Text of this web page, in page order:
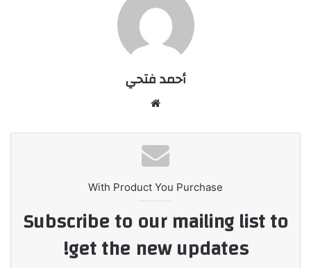
أحمد فتحي
With Product You Purchase
Subscribe to our mailing list to
get the new updates!